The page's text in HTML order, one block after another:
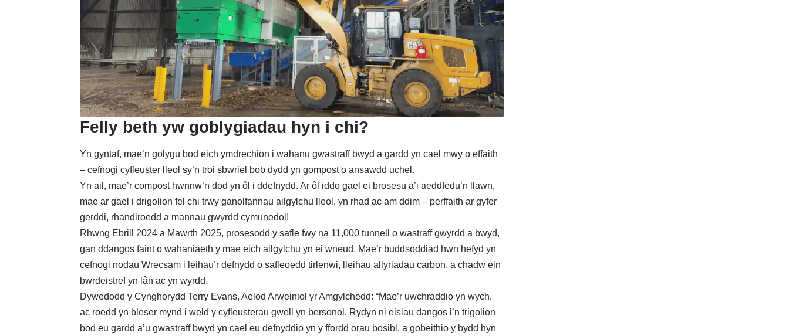
Felly beth yw goblygiadau hyn i chi?
Yn gyntaf, mae’n golygu bod eich ymdrechion i wahanu gwastraff bwyd a gardd yn cael mwy o effaith
– cefnogi cyfleuster lleol sy’n troi sbwriel bob dydd yn gompost o ansawdd uchel.
Yn ail, mae’r compost hwnnw’n dod yn ôl i ddefnydd. Ar ôl iddo gael ei brosesu a’i aeddfedu’n llawn,
mae ar gael i drigolion fel chi trwy ganolfannau ailgylchu lleol, yn rhad ac am ddim – perffaith ar gyfer
gerddi, rhandiroedd a mannau gwyrdd cymunedol!
Rhwng Ebrill 2024 a Mawrth 2025, prosesodd y safle fwy na 11,000 tunnell o wastraff gwyrdd a bwyd,
gan ddangos faint o wahaniaeth y mae eich ailgylchu yn ei wneud. Mae’r buddsoddiad hwn hefyd yn
cefnogi nodau Wrecsam i leihau’r defnydd o safleoedd tirlenwi, lleihau allyriadau carbon, a chadw ein
bwrdeistref yn lân ac yn wyrdd.
Dywedodd y Cynghorydd Terry Evans, Aelod Arweiniol yr Amgylchedd: “Mae’r uwchraddio yn wych,
ac roedd yn bleser mynd i weld y cyfleusterau gwell yn bersonol. Rydyn ni eisiau dangos i’n trigolion
bod eu gardd a’u gwastraff bwyd yn cael eu defnyddio yn y ffordd orau bosibl, a gobeithio y bydd hyn